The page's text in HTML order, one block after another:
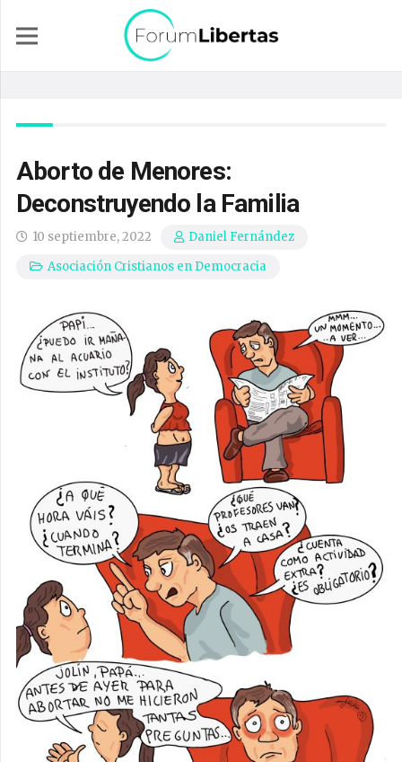
Aborto de Menores:
Deconstruyendo la Familia
10 septiembre, 2022
Daniel Fernández
Asociación Cristianos en Democracia